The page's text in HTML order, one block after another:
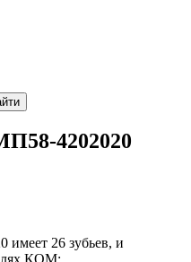
4202020
26 зубьев, и